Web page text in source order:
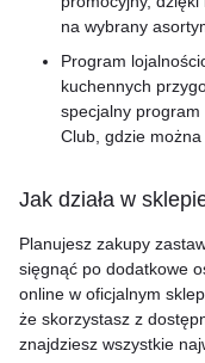
na wybrany
Program
kuchennych
specjalny
Club, gdzie można
Jak działa w
Planujesz zakupy
sięgnąć po dodatkowe
online w oficjalnym
że skorzystasz z
znajdziesz wszystkie